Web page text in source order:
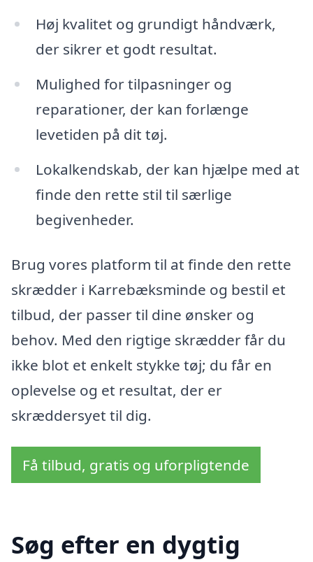
Høj kvalitet og grundigt håndværk,
der sikrer et godt resultat.
Mulighed for tilpasninger og
reparationer, der kan forlænge
levetiden på dit tøj.
Lokalkendskab, der kan hjælpe med at
finde den rette stil til særlige
begivenheder.
Brug vores platform til at finde den rette
skrædder i Karrebæksminde og bestil et
tilbud, der passer til dine ønsker og
behov. Med den rigtige skrædder får du
ikke blot et enkelt stykke tøj; du får en
oplevelse og et resultat, der er
skræddersyet til dig.
Få tilbud, gratis og uforpligtende
Søg efter en dygtig